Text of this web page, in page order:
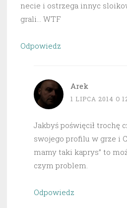
necie i ostrzega innyc
grali… WTF
Odpowiedz
Arek
1 LIPCA 2014 O
Jakbyś poświęcił trochę
swojego profilu w grze i
mamy taki kaprys” to
czym problem.
Odpowiedz